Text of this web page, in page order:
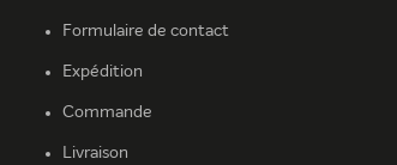
Formulaire de contact
Expédition
Commande
Livraison